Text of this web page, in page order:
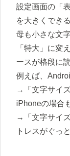
設定画面の「
を大きくでき
母も小さな文
「特大」に変
ースが格段に
例えば、
→「文字サイ
iPhoneの場合
→「文字サイ
トレスがぐっ